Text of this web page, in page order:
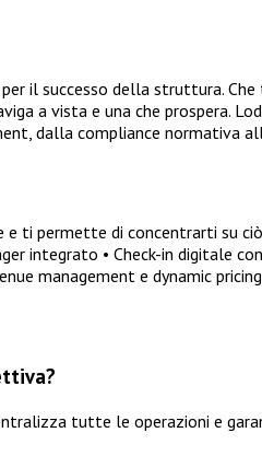
il successo della struttura.
a vista e una che prospera.
dalla compliance normativa
ti permette di concentrarti su
integrato • Check-in digitale
management e dynamic
tutte le operazioni e